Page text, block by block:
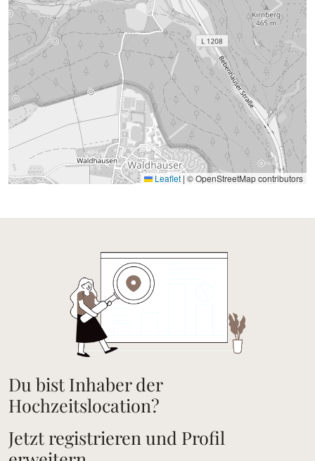
Leaflet | © OpenStreetMap contributors
Du bist Inhaber der
Hochzeitslocation?
Jetzt registrieren und Profil